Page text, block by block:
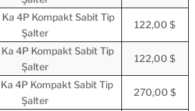
4P Kompakt Sabit Tip
Şalter
122,00 $
4P Kompakt Sabit Tip
Şalter
122,00 $
4P Kompakt Sabit Tip
Şalter
270,00 $